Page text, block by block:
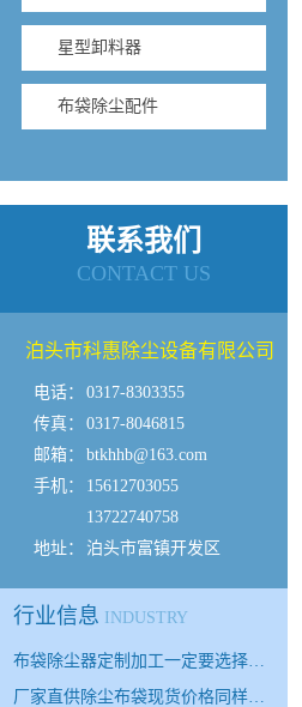
星型卸料器
布袋除尘配件
联系我们
CONTACT US
泊头市科惠除尘设备有限公司
电话：
0317-8303355
传真：
0317-8046815
邮箱：
btkhhb@163.com
手机：
15612703055
13722740758
地址：
泊头市富镇开发区
行业信息 INDUSTRY
布袋除尘器定制加工一定要选择…
厂家直供除尘布袋现货价格同样…